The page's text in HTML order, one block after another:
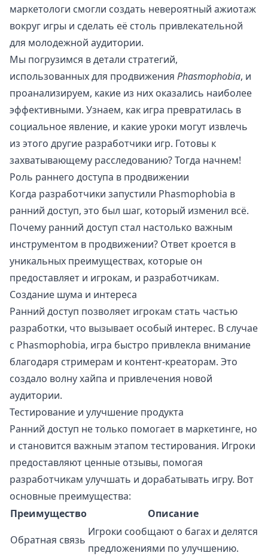
маркетологи смогли создать невероятный ажиотаж
вокруг игры и сделать её столь привлекательной
для молодежной аудитории.
Мы погрузимся в детали стратегий,
использованных для продвижения Phasmophobia, и
проанализируем, какие из них оказались наиболее
эффективными. Узнаем, как игра превратилась в
социальное явление, и какие уроки могут извлечь
из этого другие разработчики игр. Готовы к
захватывающему расследованию? Тогда начнем!
Роль раннего доступа в продвижении
Когда разработчики запустили Phasmophobia в
ранний доступ, это был шаг, который изменил всё.
Почему ранний доступ стал настолько важным
инструментом в продвижении? Ответ кроется в
уникальных преимуществах, которые он
предоставляет и игрокам, и разработчикам.
Создание шума и интереса
Ранний доступ позволяет игрокам стать частью
разработки, что вызывает особый интерес. В случае
с Phasmophobia, игра быстро привлекла внимание
благодаря стримерам и контент-креаторам. Это
создало волну хайпа и привлечения новой
аудитории.
Тестирование и улучшение продукта
Ранний доступ не только помогает в маркетинге, но
и становится важным этапом тестирования. Игроки
предоставляют ценные отзывы, помогая
разработчикам улучшать и дорабатывать игру. Вот
основные преимущества:
Преимущество
Описание
Обратная связь
Игроки сообщают о багах и делятся
предложениями по улучшению.